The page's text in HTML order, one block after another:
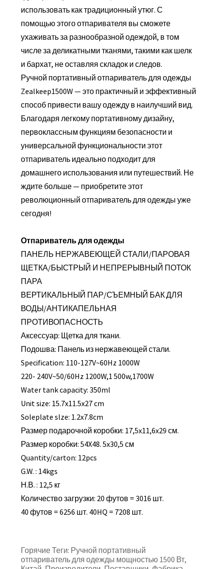
использовать как традиционный утюг. С
помощью этого отпаривателя вы сможете
ухаживать за разнообразной одеждой, в том
числе за деликатными тканями, такими как шелк
и бархат, не оставляя складок и следов.
Ручной портативный отпариватель для одежды
Zealkeep1500W — это практичный и эффективный
способ привести вашу одежду в наилучший вид.
Благодаря легкому портативному дизайну,
первоклассным функциям безопасности и
универсальной функциональности этот
отпариватель идеально подходит для
домашнего использования или путешествий. Не
ждите больше — приобретите этот
революционный отпариватель для одежды уже
сегодня!
Отпариватель для одежды
ПАНЕЛЬ НЕРЖАВЕЮЩЕЙ СТАЛИ/ПАРОВАЯ
ЩЕТКА/БЫСТРЫЙ И НЕПРЕРЫВНЫЙ ПОТОК
ПАРА
ВЕРТИКАЛЬНЫЙ ПАР/СЪЕМНЫЙ БАК ДЛЯ
ВОДЫ/АНТИКАПЕЛЬНАЯ
ПРОТИВОПАСНОСТЬ
Аксессуар: Щетка для ткани.
Подошва: Панель из нержавеющей стали.
Specification: 110-127V~60Hz 1000W
220- 240V~50/60Hz 1200W,1 500w,1700W
Water tank capacity: 350ml
Unit size: 15.7x11.5x27 cm
Soleplate slze: 1.2x7.8cm
Размер подарочной коробки: 17,5x11,6x29 см.
Размер коробки: 54X48. 5x30,5 см
Quantity/carton: 12pcs
G.W. : 14kgs
Н.В. : 12,5 кг
Количество загрузки: 20 футов = 3016 шт.
40 футов = 6256 шт. 40HQ = 7208 шт.
Горячие Теги: Ручной портативный
отпариватель для одежды мощностью 1500 Вт,